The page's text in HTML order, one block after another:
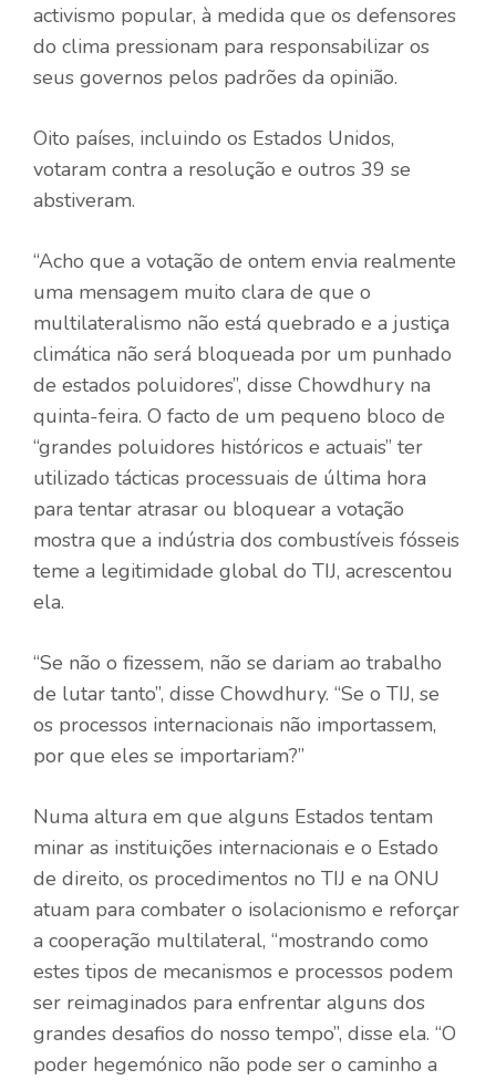
activismo popular, à medida que os defensores
do clima pressionam para responsabilizar os
seus governos pelos padrões da opinião.
Oito países, incluindo os Estados Unidos,
votaram contra a resolução e outros 39 se
abstiveram.
“Acho que a votação de ontem envia realmente
uma mensagem muito clara de que o
multilateralismo não está quebrado e a justiça
climática não será bloqueada por um punhado
de estados poluidores”, disse Chowdhury na
quinta-feira. O facto de um pequeno bloco de
“grandes poluidores históricos e actuais” ter
utilizado tácticas processuais de última hora
para tentar atrasar ou bloquear a votação
mostra que a indústria dos combustíveis fósseis
teme a legitimidade global do TIJ, acrescentou
ela.
“Se não o fizessem, não se dariam ao trabalho
de lutar tanto”, disse Chowdhury. “Se o TIJ, se
os processos internacionais não importassem,
por que eles se importariam?”
Numa altura em que alguns Estados tentam
minar as instituições internacionais e o Estado
de direito, os procedimentos no TIJ e na ONU
atuam para combater o isolacionismo e reforçar
a cooperação multilateral, “mostrando como
estes tipos de mecanismos e processos podem
ser reimaginados para enfrentar alguns dos
grandes desafios do nosso tempo”, disse ela. “O
poder hegemónico não pode ser o caminho a